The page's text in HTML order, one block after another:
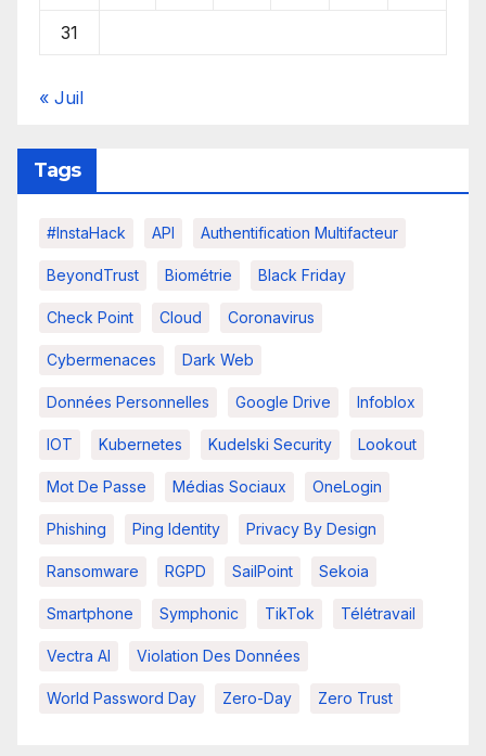
31
« Juil
Tags
#InstaHack API Authentification Multifacteur
BeyondTrust Biométrie Black Friday
Check Point Cloud Coronavirus
Cybermenaces Dark Web
Données Personnelles Google Drive Infoblox
IOT Kubernetes Kudelski Security Lookout
Mot De Passe Médias Sociaux OneLogin
Phishing Ping Identity Privacy By Design
Ransomware RGPD SailPoint Sekoia
Smartphone Symphonic TikTok Télétravail
Vectra AI Violation Des Données
World Password Day Zero-Day Zero Trust